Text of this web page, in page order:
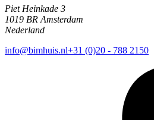
Piet Heinkade 3
1019 BR Amsterdam
Nederland
info@bimhuis.nl+31 (0)20 - 788 2150